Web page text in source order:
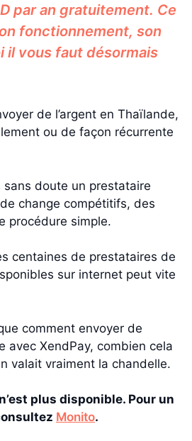
par an gratuitement. Ce
fonctionnement, son
il vous faut désormais
de l’argent en Thaïlande,
ou de façon récurrente
sans doute un prestataire
change compétitifs, des
procédure simple.
centaines de prestataires de
sur internet peut vite
comment envoyer de
avec XendPay, combien cela
valait vraiment la chandelle.
plus disponible. Pour un
Monito.